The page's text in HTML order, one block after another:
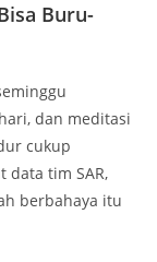
Buru-
dan meditasi
cukup
data tim SAR,
berbahaya itu